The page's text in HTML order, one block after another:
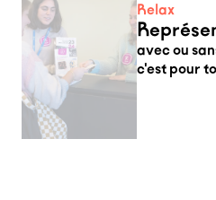
Relax
avec ou
c'est pour